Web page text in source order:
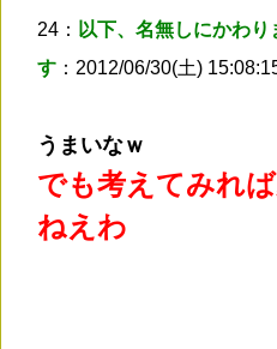
24： 以下、名無しにかわ
す ：2012/06/30(土)
うまいなｗ
でも考えてみれ
ねえわ